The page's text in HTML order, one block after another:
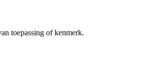
toepassing of kenmerk.